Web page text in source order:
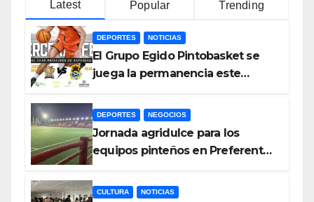
Latest Popular Trending
DEPORTES NOTICIAS
El Grupo Egido Pintobasket se
juega la permanencia este
Asturias
DEPORTES NEGOCIOS
Jornada agridulce para los
equipos pinteños en Preferente
Pinto bajo amenaza
CULTURA NOTICIAS